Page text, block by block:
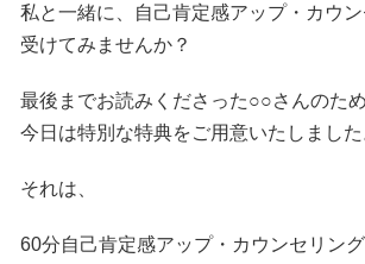
私と一緒に、自己肯定感アップ・カウ
受けてみませんか？
最後までお読みくださった○○さんのため
今日は特別な特典をご用意いたしました
それは、
60分自己肯定感アップ・カウンセリング